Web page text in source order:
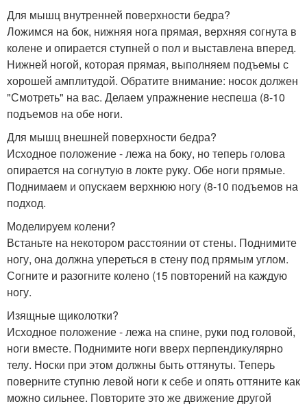
Для мышц внутренней поверхности бедра?
Ложимся на бок, нижняя нога прямая, верхняя согнута в
колене и опирается ступней о пол и выставлена вперед.
Нижней ногой, которая прямая, выполняем подъемы с
хорошей амплитудой. Обратите внимание: носок должен
"Смотреть" на вас. Делаем упражнение неспеша (8-10
подъемов на обе ноги.
Для мышц внешней поверхности бедра?
Исходное положение - лежа на боку, но теперь голова
опирается на согнутую в локте руку. Обе ноги прямые.
Поднимаем и опускаем верхнюю ногу (8-10 подъемов на
подход.
Моделируем колени?
Встаньте на некотором расстоянии от стены. Поднимите
ногу, она должна упереться в стену под прямым углом.
Согните и разогните колено (15 повторений на каждую
ногу.
Изящные щиколотки?
Исходное положение - лежа на спине, руки под головой,
ноги вместе. Поднимите ноги вверх перпендикулярно
телу. Носки при этом должны быть оттянуты. Теперь
поверните ступню левой ноги к себе и опять оттяните как
можно сильнее. Повторите это же движение другой